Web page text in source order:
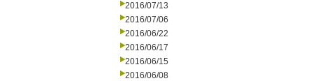
2016/07/13
2016/07/06
2016/06/22
2016/06/17
2016/06/15
2016/06/08